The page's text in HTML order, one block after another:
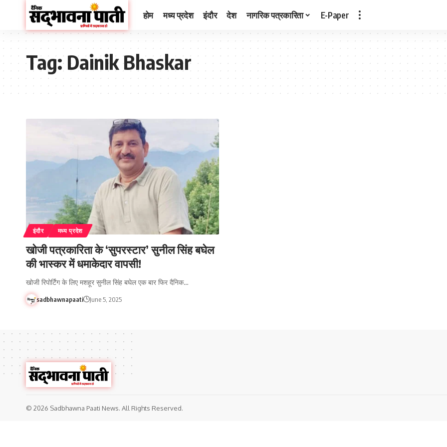
होम मध्य प्रदेश इंदौर देश नागरिक पत्रकारिता E-Paper
Tag:Dainik Bhaskar
इंदौर मध्य प्रदेश
खोजी पत्रकारिता के ‘सुपरस्टार’ सुनील सिंह बघेल
की भास्कर में धमाकेदार वापसी!
खोजी रिपोर्टिंग के लिए मशहूर सुनील सिंह बघेल एक बार फिर दैनिक…
sadbhawnapaati June 5, 2025
© 2026 Sadbhawna Paati News. All Rights Reserved.